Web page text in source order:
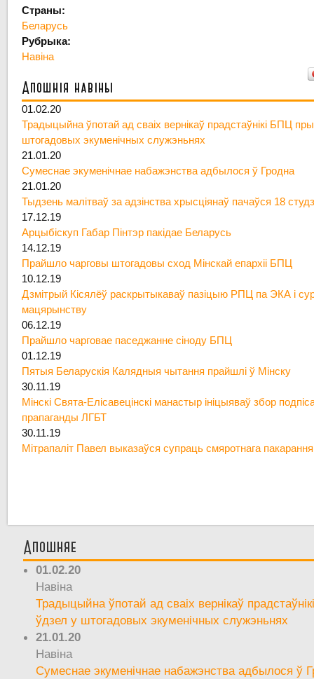
Страны:
Беларусь
Рубрыка:
Навіна
Апошнія навіны
01.02.20
Традыцыйна ўпотай ад сваіх вернікаў прадстаўнікі БПЦ
штогадовых экуменічных служэньнях
21.01.20
Сумеснае экуменічнае набажэнства адбылося ў Гродна
21.01.20
Тыдзень малітваў за адзінства хрысціянаў пачаўся 18
17.12.19
Арцыбіскуп Габар Пінтэр пакідае Беларусь
14.12.19
Прайшло чарговы штогадовы сход Мінскай епархіі БПЦ
10.12.19
Дзмітрый Кісялёў раскрытыкаваў пазіцыю РПЦ па ЭКА і
мацярынству
06.12.19
Прайшло чарговае паседжанне сіноду БПЦ
01.12.19
Пятыя Беларускія Калядныя чытання прайшлі ў Мінску
30.11.19
Мінскі Свята-Елісавецінскі манастыр ініцыяваў збор
прапаганды ЛГБТ
30.11.19
Мітрапаліт Павел выказаўся супраць смяротнага пакарання
Апошняе
01.02.20
Навіна
Традыцыйна ўпотай ад сваіх вернікаў
ўдзел у штогадовых экуменічных служэньнях
21.01.20
Навіна
Сумеснае экуменічнае набажэнства адбылося ў